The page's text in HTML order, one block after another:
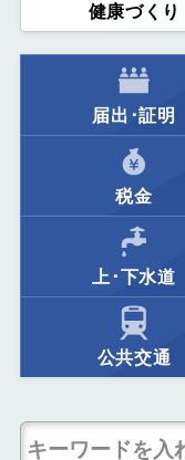
健康づくり
届出･証明
税金
上･下水道
公共交通